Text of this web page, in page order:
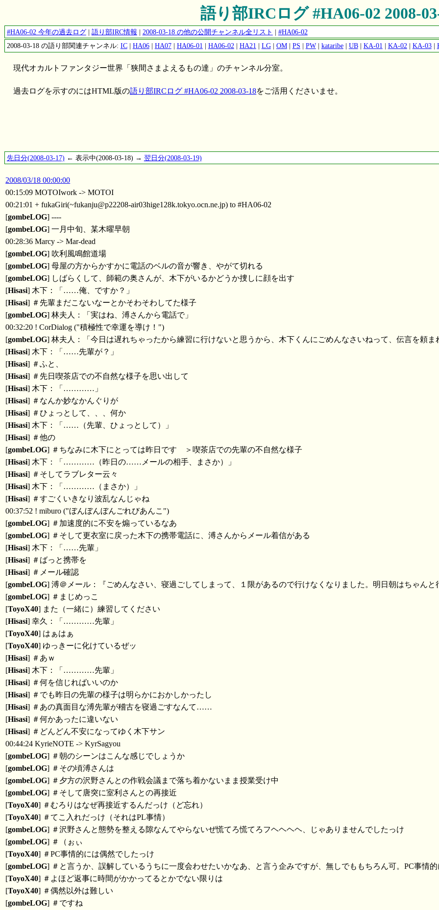
語り部IRCログ #HA06-02 2008-
#HA06-02 今年の過去ログ| 語り部IRC情報 | 2008-03-18 の他の公開チャンネル全リスト | #HA06-02
2008-03-18 の語り部関連チャンネル: IC| HA06| HA07| HA06-01 | HA06-02 | HA21 | LG| OM| PS | PW| kataribe| UB| KA-01 | KA-02 | KA-03|
現代オカルトファンタジー世界「狭間さまよえるもの達」のチャンネル分室。
過去ログを示すのにはHTML版の語り部IRCログ #HA06-02 2008-03-18をご活用くださいませ。
先日分(2008-03-17) ← 表示中(2008-03-18) → 翌日分(2008-03-19)
2008/03/18 00:00:00
00:15:09 MOTOIwork -> MOTOI
00:21:01 + fukaGiri(~fukanju@p22208-air03hige128k.tokyo.ocn.ne.jp) to #HA06-02
[gombeLOG] ----
[gombeLOG] 一月中旬、某木曜早朝
00:28:36 Marcy -> Mar-dead
[gombeLOG] 吹利風鳴館道場
[gombeLOG] 母屋の方からかすかに電話のベルの音が響き、やがて切れる
[gombeLOG] しばらくして、師範の奥さんが、木下がいるかどうか捜しに顔を出す
[Hisasi] 木下：「……俺、ですか？」
[Hisasi] ＃先輩まだこないなーとかそわそわしてた様子
[gombeLOG] 林夫人：「実はね、溥さんから電話で」
00:32:20 ! CorDialog ("積極性で幸運を導け！")
[gombeLOG] 林夫人：「今日は遅れちゃったから練習に行けないと思うから、木下くんにごめんなさいねって、伝言を頼ま
[Hisasi] 木下：「……先輩が？」
[Hisasi] ＃ふと、
[Hisasi] ＃先日喫茶店での不自然な様子を思い出して
[Hisasi] 木下：「…………」
[Hisasi] ＃なんか妙なかんぐりが
[Hisasi] ＃ひょっとして、、、何か
[Hisasi] 木下：「……（先輩、ひょっとして）」
[Hisasi] ＃他の
[gombeLOG] ＃ちなみに木下にとっては昨日です ＞喫茶店での先輩の不自然な様子
[Hisasi] 木下：「…………（昨日の……メールの相手、まさか）」
[Hisasi] ＃そしてラブレター云々
[Hisasi] 木下：「…………（まさか）」
[Hisasi] ＃すごくいきなり波乱なんじゃね
00:37:52 ! miburo ("ぼんぼんぼんごれびあんこ")
[gombeLOG] ＃加速度的に不安を煽っているなあ
[gombeLOG] ＃そして更衣室に戻った木下の携帯電話に、溥さんからメール着信がある
[Hisasi] 木下：「……先輩」
[Hisasi] ＃ばっと携帯を
[Hisasi] ＃メール確認
[gombeLOG] 溥＠メール：『ごめんなさい、寝過ごしてしまって、１限があるので行けなくなりました。明日朝はちゃん
[gombeLOG] ＃まじめっこ
[ToyoX40] また（一緒に）練習してください
[Hisasi] 幸久：「…………先輩」
[ToyoX40] はぁはぁ
[ToyoX40] ゆっきーに化けているぜッ
[Hisasi] ＃あｗ
[Hisasi] 木下：「…………先輩」
[Hisasi] ＃何を信じればいいのか
[Hisasi] ＃でも昨日の先輩の様子は明らかにおかしかったし
[Hisasi] ＃あの真面目な溥先輩が稽古を寝過ごすなんて……
[Hisasi] ＃何かあったに違いない
[Hisasi] ＃どんどん不安になってゆく木下サン
00:44:24 KyrieNOTE -> KyrSagyou
[gombeLOG] ＃朝のシーンはこんな感じでしょうか
[gombeLOG] ＃その頃溥さんは
[gombeLOG] ＃夕方の沢野さんとの作戦会議まで落ち着かないまま授業受け中
[gombeLOG] ＃そして唐突に室利さんとの再接近
[ToyoX40] ＃むろりはなぜ再接近するんだっけ（ど忘れ）
[ToyoX40] ＃てこ入れだっけ（それはPL事情）
[gombeLOG] ＃沢野さんと態勢を整える隙なんてやらないぜ慌てろ慌てろフヘヘヘヘ、じゃありませんでしたっけ
[gombeLOG] ＃（ぉぃ
[ToyoX40] ＃PC事情的には偶然でしたっけ
[gombeLOG] ＃と言うか、誤解しているうちに一度会わせたいかなあ、と言う企みですが、無しでももちろん可。PC事情
[ToyoX40] ＃よほど返事に時間がかかってるとかでない限りは
[ToyoX40] ＃偶然以外は難しい
[gombeLOG] ＃ですね